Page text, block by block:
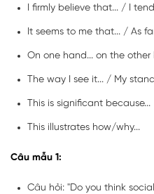
I firmly believe that... / I
It seems to me that... / As
On one hand... on the other
The way I see it... / My
This is significant because...
This illustrates how/why...
Câu mẫu 1:
Câu hỏi: "Do you think